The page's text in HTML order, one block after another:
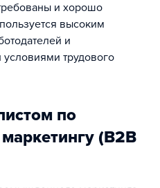
и хорошо
высоким
и
трудового
по
(B2B